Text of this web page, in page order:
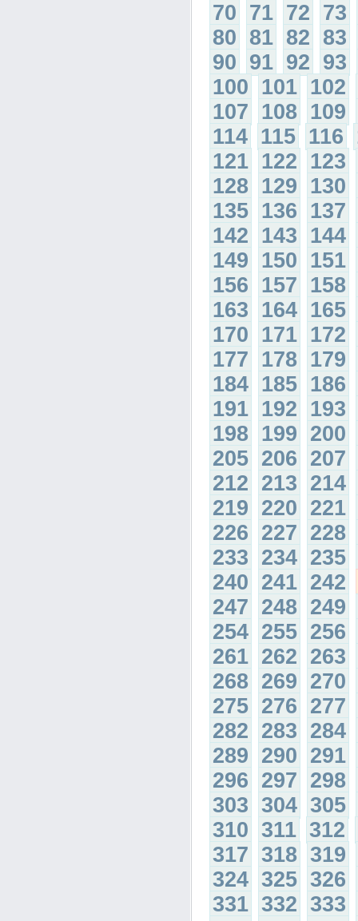
70 71 72 73
80 81 82 83
90 91 92 93
100 101 102
107 108 109
114 115 116
121 122 123
128 129 130
135 136 137
142 143 144
149 150 151
156 157 158
163 164 165
170 171 172
177 178 179
184 185 186
191 192 193
198 199 200
205 206 207
212 213 214
219 220 221
226 227 228
233 234 235
240 241 242
247 248 249
254 255 256
261 262 263
268 269 270
275 276 277
282 283 284
289 290 291
296 297 298
303 304 305
310 311 312
317 318 319
324 325 326
331 332 333